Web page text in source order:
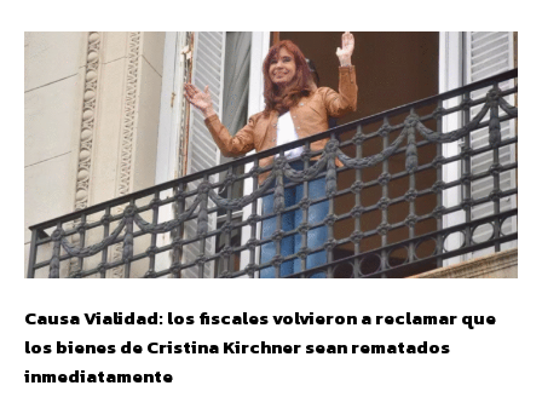
Causa Vialidad: los fiscales volvieron a reclamar que
los bienes de Cristina Kirchner sean rematados
inmediatamente